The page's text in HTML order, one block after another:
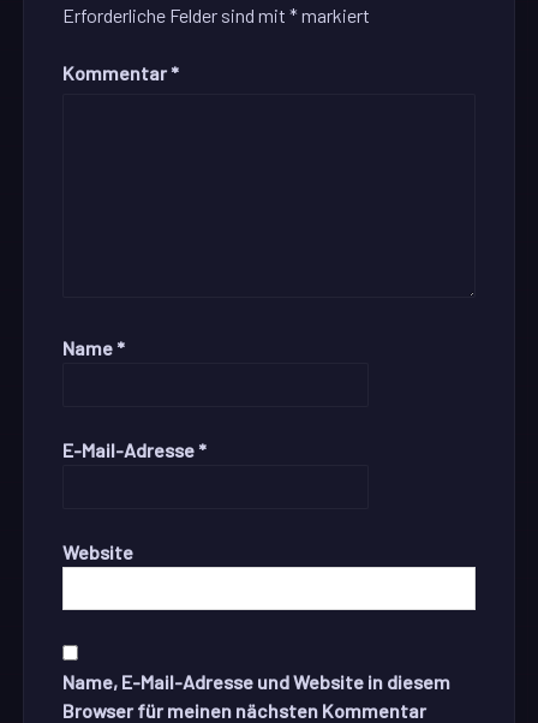
Erforderliche Felder sind mit*markiert
Kommentar *
Name *
E-Mail-Adresse *
Website
Name, E-Mail-Adresse und Website in diesem
Browser für meinen nächsten Kommentar